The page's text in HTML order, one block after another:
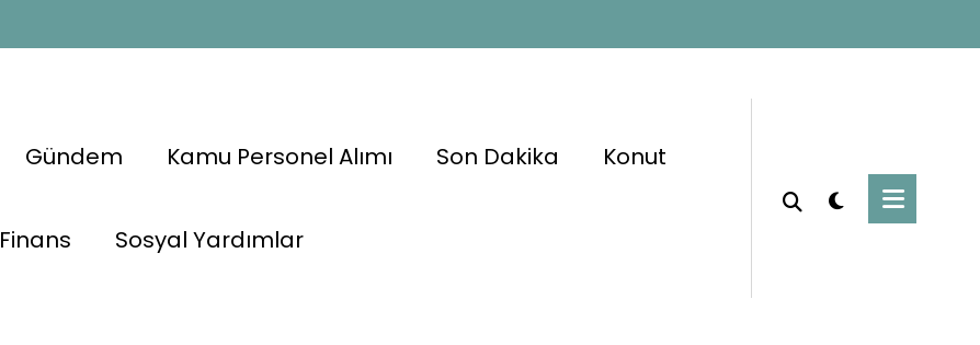
Gündem Kamu Personel Alımı Son Dakika Konut
Finans Sosyal Yardımlar CE ehliyeti